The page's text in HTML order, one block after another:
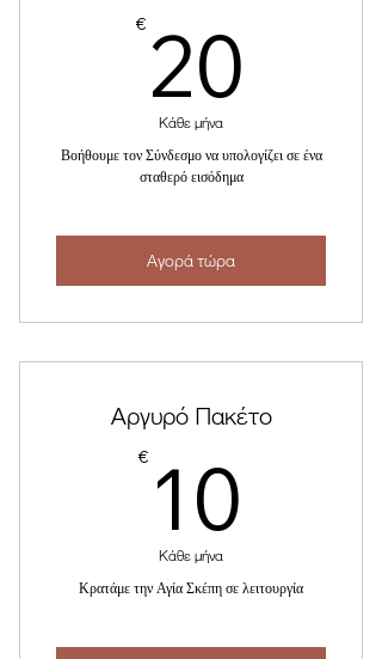
€ 20
Κάθε μήνα
Βοήθουμε τον Σύνδεσμο να υπολογίζει σε ένα
σταθερό εισόδημα
Αγορά τώρα
Αργυρό Πακέτο
€ 10
Κάθε μήνα
Κρατάμε την Αγία Σκέπη σε λειτουργία